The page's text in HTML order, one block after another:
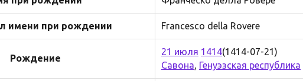
имени при рождении Francesco della Rovere
Рождение
21 июля 1414(1414-07-21)
Савона, Генуэзская республика